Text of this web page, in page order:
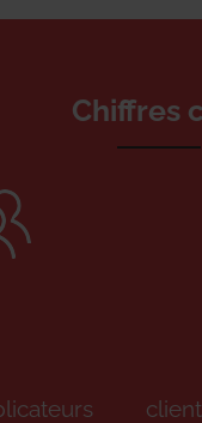
Chiffres